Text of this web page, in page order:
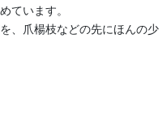
ています。
、爪楊枝などの先にほんの少